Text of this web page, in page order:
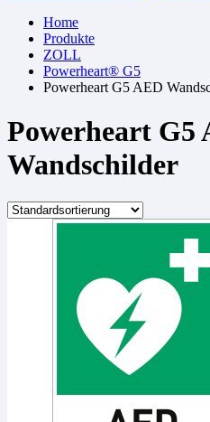
Home
Produkte
ZOLL
Powerheart® G5
Powerheart G5 AED
Powerheart G5
Wandschilder